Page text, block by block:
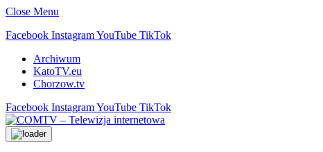
Close Menu
Facebook InstagramYouTube TikTok
Archiwum
KatoTV.eu
Chorzow.tv
Facebook InstagramYouTube TikTok